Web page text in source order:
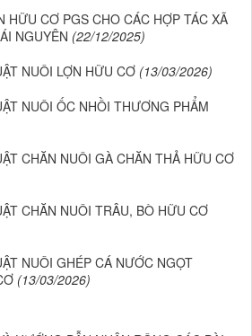
HỮU CƠ PGS CHO CÁC HỢP TÁC XÃ
NGUYÊN (22/12/2025)
NUÔI LỢN HỮU CƠ (13/03/2026)
NUÔI ỐC NHỒI THƯƠNG PHẨM
CHĂN NUÔI GÀ CHĂN THẢ HỮU CƠ
CHĂN NUÔI TRÂU, BÒ HỮU CƠ
NUÔI GHÉP CÁ NƯỚC NGỌT
(13/03/2026)